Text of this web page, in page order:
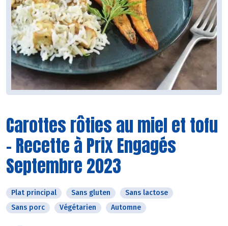
Carottes rôties au miel et tofu
- Recette à Prix Engagés
Septembre 2023
Plat principal Sans gluten
Sans lactose
Sans porc
Végétarien Automne